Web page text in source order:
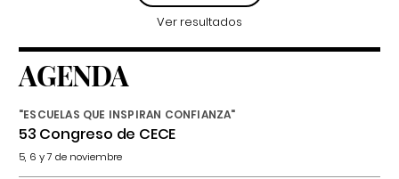
Ver resultados
AGENDA
"ESCUELAS QUE INSPIRAN CONFIANZA"
53 Congreso de CECE
5, 6 y 7 de noviembre